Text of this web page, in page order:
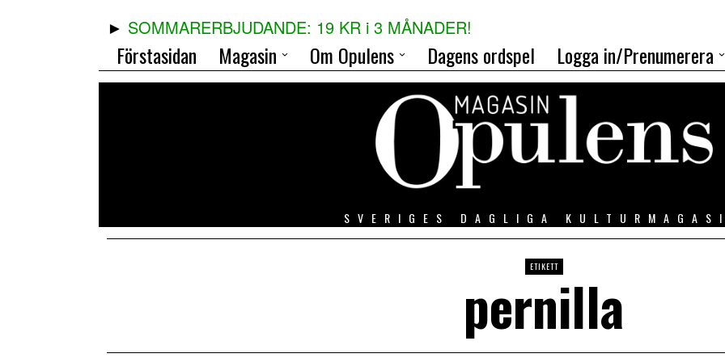
SOMMARERBJUDANDE: 19 KR i 3 MÅNADER!
Förstasidan Magasin Om Opulens Dagens ordspel Logga in/Prenumerera
SVERIGES DAGLIGA
ETIKETT
pernilla